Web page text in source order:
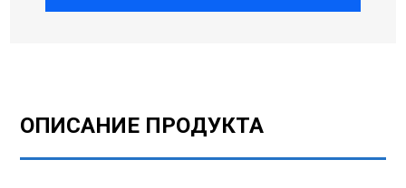
ОПИСАНИЕ ПРОДУКТА